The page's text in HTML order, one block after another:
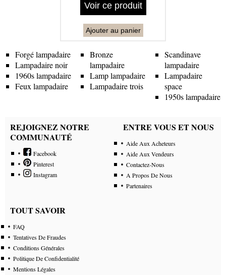
Voir ce produit
Ajouter au panier
Forgé lampadaire
Lampadaire noir
1960s lampadaire
Feux lampadaire
Bronze
lampadaire
Lamp lampadaire
Lampadaire trois
Scandinave
lampadaire
Lampadaire
space
1950s lampadaire
REJOIGNEZ NOTRE
COMMUNAUTÉ
Facebook
Pinterest
Instagram
ENTRE VOUS ET NOUS
Aide Aux Acheteurs
Aide Aux Vendeurs
Contactez-Nous
A Propos De Nous
Partenaires
TOUT SAVOIR
FAQ
Tentatives De Fraudes
Conditions Générales
Politique De Confidentialité
Mentions Légales